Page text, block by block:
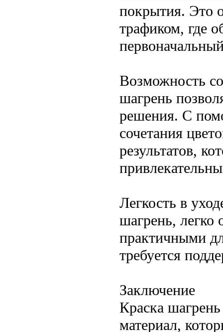
покрытия. Это
трафиком, где
Возможность
шагрень
решения. С
сочетания
результатов,
Легкость в
шагрень, легко
практичными
требуется
Заключение
Краска
материал,